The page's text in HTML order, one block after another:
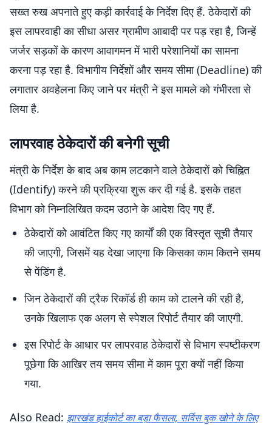
सख्त रुख अपनाते हुए कड़ी कार्रवाई के निर्देश दिए हैं. ठेकेदारों की
इस लापरवाही का सीधा असर ग्रामीण आबादी पर पड़ रहा है, जिन्हें
जर्जर सड़कों के कारण आवागमन में भारी परेशानियों का सामना
करना पड़ रहा है. विभागीय निर्देशों और समय सीमा (Deadline) की
लगातार अवहेलना किए जाने पर मंत्री ने इस मामले को गंभीरता से
लिया है.
लापरवाह ठेकेदारों की बनेगी सूची
मंत्री के निर्देश के बाद अब काम लटकाने वाले ठेकेदारों को चिह्नित
(Identify) करने की प्रक्रिया शुरू कर दी गई है. इसके तहत
विभाग को निम्नलिखित कदम उठाने के आदेश दिए गए हैं.
ठेकेदारों को आवंटित किए गए कार्यों की एक विस्तृत सूची तैयार
की जाएगी, जिसमें यह देखा जाएगा कि किसका काम कितने समय
से पेंडिंग है.
जिन ठेकेदारों की ट्रैक रिकॉर्ड ही काम को टालने की रही है,
उनके खिलाफ एक अलग से स्पेशल रिपोर्ट तैयार की जाएगी.
इस रिपोर्ट के आधार पर लापरवाह ठेकेदारों से विभाग स्पष्टीकरण
पूछेगा कि आखिर तय समय सीमा में काम पूरा क्यों नहीं किया
गया.
Also Read: झारखंड हाईकोर्ट का बड़ा फैसला, सर्विस बुक खोने के लिए